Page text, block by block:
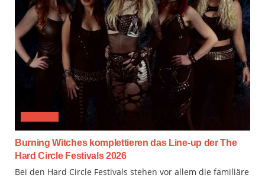
Burning Witches komplettieren das Line-up der The
Hard Circle Festivals 2026
Bei den Hard Circle Festivals stehen vor allem die familiäre